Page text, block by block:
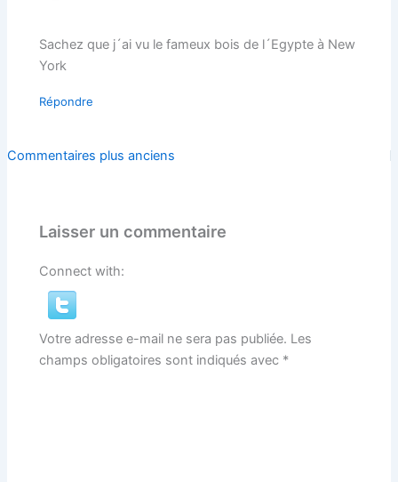
Sachez que j´ai vu le fameux bois de l´Egypte à New
York
Répondre
Commentaires
Commentaires plus anciens
Laisser un commentaire
Connect with:
Votre adresse e-mail ne sera pas publiée. Les
champs obligatoires sont indiqués avec *